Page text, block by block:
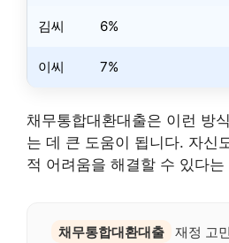
김씨 6%
이씨 7%
채무통합대환대출은 이런 방
는 데 큰 도움이 됩니다. 자신
적 어려움을 해결할 수 있다
채무통합대환대출 재정 고